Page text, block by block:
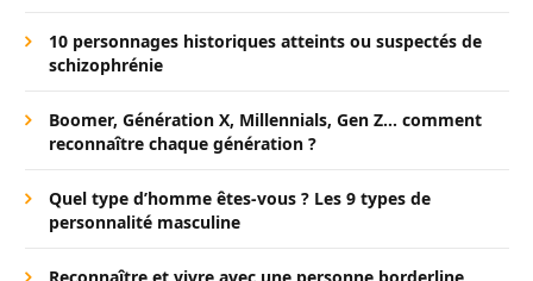
10 personnages historiques atteints ou suspectés de
schizophrénie
Boomer, Génération X, Millennials, Gen Z… comment
reconnaître chaque génération ?
Quel type d’homme êtes-vous ? Les 9 types de
personnalité masculine